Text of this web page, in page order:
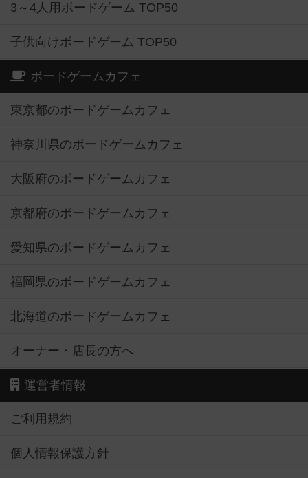
3～4人用ボードゲーム TOP50
子供向けボードゲーム TOP50
ボードゲームカフェ
東京都のボードゲームカフェ
神奈川県のボードゲームカフェ
大阪府のボードゲームカフェ
京都府のボードゲームカフェ
愛知県のボードゲームカフェ
福岡県のボードゲームカフェ
北海道のボードゲームカフェ
オーナー・店長の方へ
運営者情報
ご利用規約
個人情報保護方針